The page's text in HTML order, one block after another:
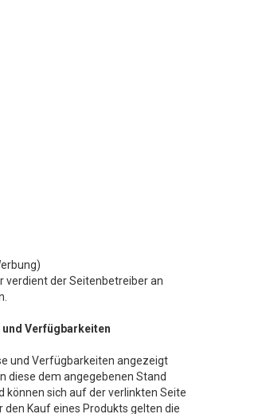
verdient der Seitenbetreiber an
und Verfügbarkeiten
und Verfügbarkeiten angezeigt
diese dem angegebenen Stand
können sich auf der verlinkten Seite
den Kauf eines Produkts gelten die